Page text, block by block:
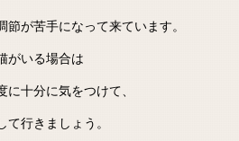
が苦手になって来ています。
がいる場合は
十分に気をつけて、
行きましょう。